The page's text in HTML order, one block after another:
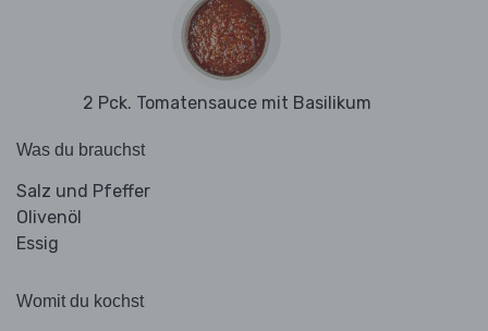
2 Pck. Tomatensauce mit Basilikum
Was du brauchst
Salz und Pfeffer
Olivenöl
Essig
Womit du kochst